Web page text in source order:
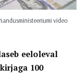
video
eeloleval
100